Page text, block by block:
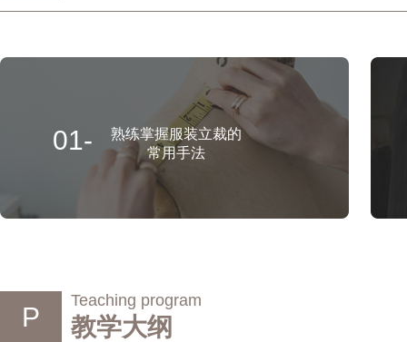
01-
熟练掌握服装立裁的
常用手法
P
Teaching program
教学大纲